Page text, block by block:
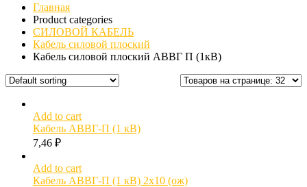
Главная
Product categories
СИЛОВОЙ КАБЕЛЬ
Кабель силовой плоский
Кабель силовой плоский АВВГ П (1кВ)
Add to cart
Кабель АВВГ-П (1 кВ)
7,46 ₽
Add to cart
Кабель АВВГ-П (1 кВ) 2х10 (ож)